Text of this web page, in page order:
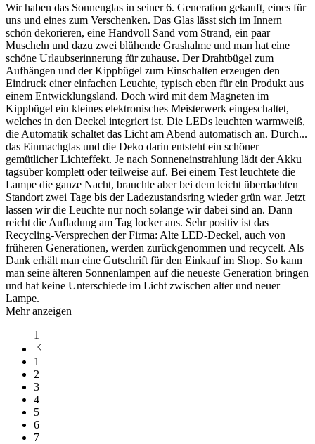
Wir haben das Sonnenglas in seiner 6. Generation gekauft, eines für
uns und eines zum Verschenken. Das Glas lässt sich im Innern
schön dekorieren, eine Handvoll Sand vom Strand, ein paar
Muscheln und dazu zwei blühende Grashalme und man hat eine
schöne Urlaubserinnerung für zuhause. Der Drahtbügel zum
Aufhängen und der Kippbügel zum Einschalten erzeugen den
Eindruck einer einfachen Leuchte, typisch eben für ein Produkt aus
einem Entwicklungsland. Doch wird mit dem Magneten im
Kippbügel ein kleines elektronisches Meisterwerk eingeschaltet,
welches in den Deckel integriert ist. Die LEDs leuchten warmweiß,
die Automatik schaltet das Licht am Abend automatisch an. Durch...
das Einmachglas und die Deko darin entsteht ein schöner
gemütlicher Lichteffekt. Je nach Sonneneinstrahlung lädt der Akku
tagsüber komplett oder teilweise auf. Bei einem Test leuchtete die
Lampe die ganze Nacht, brauchte aber bei dem leicht überdachten
Standort zwei Tage bis der Ladezustandsring wieder grün war. Jetzt
lassen wir die Leuchte nur noch solange wir dabei sind an. Dann
reicht die Aufladung am Tag locker aus. Sehr positiv ist das
Recycling-Versprechen der Firma: Alte LED-Deckel, auch von
früheren Generationen, werden zurückgenommen und recycelt. Als
Dank erhält man eine Gutschrift für den Einkauf im Shop. So kann
man seine älteren Sonnenlampen auf die neueste Generation bringen
und hat keine Unterschiede im Licht zwischen alter und neuer
Lampe.
Mehr anzeigen
1
1
2
3
4
5
6
7